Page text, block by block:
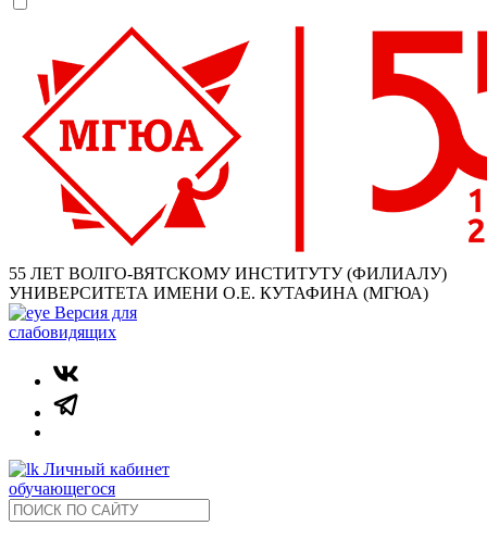
55 ЛЕТ ВОЛГО-ВЯТСКОМУ ИНСТИТУТУ (ФИЛИАЛУ)
УНИВЕРСИТЕТА ИМЕНИ О.Е. КУТАФИНА (МГЮА)
Версия для
слабовидящих
Личный кабинет
обучающегося